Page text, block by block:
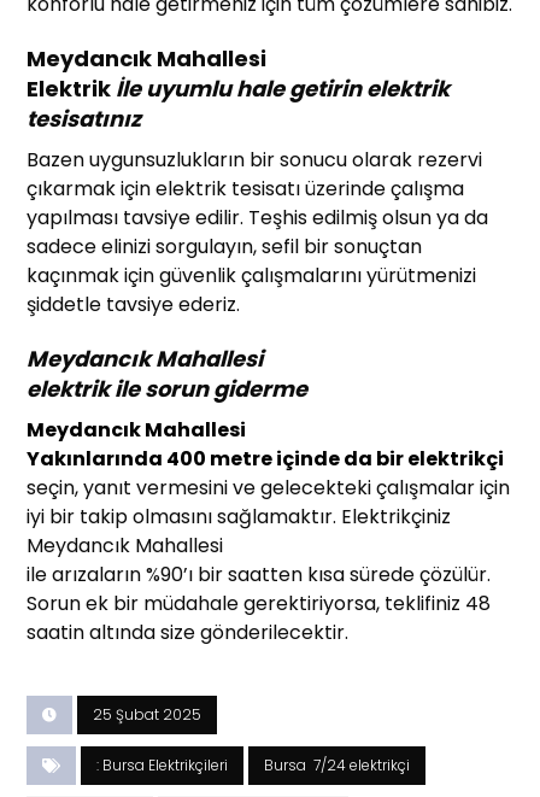
Meydancık Mahallesi
Elektrik İle uyumlu hale getirin elektrik
tesisatınız
Bazen uygunsuzlukların bir sonucu olarak rezervi
çıkarmak için elektrik tesisatı üzerinde çalışma
yapılması tavsiye edilir. Teşhis edilmiş olsun ya da
sadece elinizi sorgulayın, sefil bir sonuçtan
kaçınmak için güvenlik çalışmalarını yürütmenizi
şiddetle tavsiye ederiz.
Meydancık Mahallesi
elektrikile sorun giderme
Meydancık Mahallesi
Yakınlarında 400 metre içinde da bir elektrikçi
seçin, yanıt vermesini ve gelecekteki çalışmalar için
iyi bir takip olmasını sağlamaktır. Elektrikçiniz
Meydancık Mahallesi
ile arızaların %90’ı bir saatten kısa sürede çözülür.
Sorun ek bir müdahale gerektiriyorsa, teklifiniz 48
saatin altında size gönderilecektir.
25 Şubat 2025
: Bursa Elektrikçileri Bursa 7/24 elektrikçi